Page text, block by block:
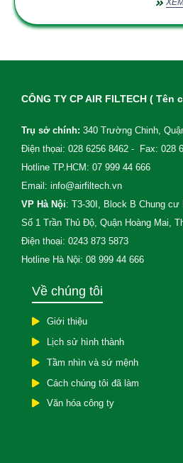
xử
CÔNG TY CP AIR FILTECH ( Tên
Trụ sở chính: 340 Trường Chinh,
Điện thọai: 028 6256 8462 - Fax: 028
Hotline TP.HCM: 07 999 44 666
Email: info@airfiltech.vn
VP Hà Nội: T3-30I, Block B Chung
Số 1 Trần Thủ Độ, Quận Hoàng Mai,
Điện thoại: 0243 873 5873
Hotline Hà Nội: 08 999 44 666
Về chúng tôi
Giới thiệu
Lịch sử hình thành
Tầm nhìn và sứ mệnh
Cách chúng tôi đã làm
Văn hóa công ty